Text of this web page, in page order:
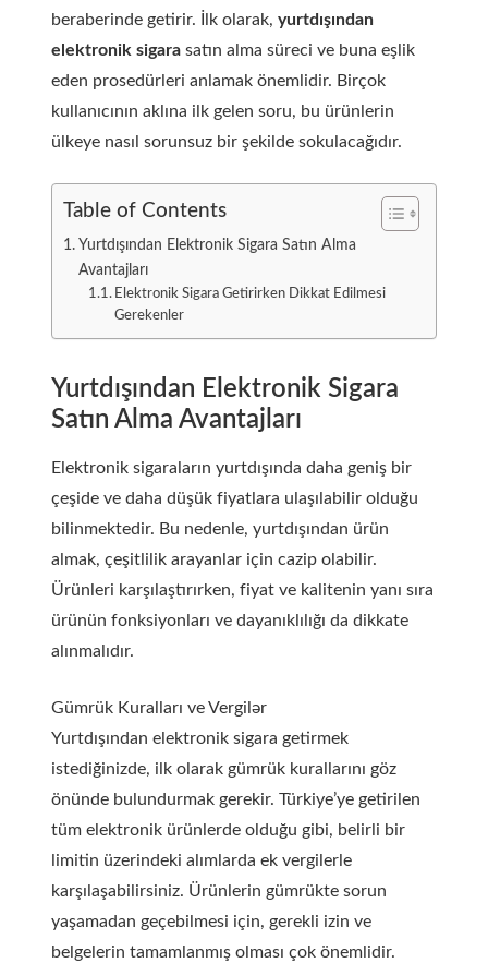
beraberinde getirir. İlk olarak, yurtdışından
elektronik sigara satın alma süreci ve buna eşlik
eden prosedürleri anlamak önemlidir. Birçok
kullanıcının aklına ilk gelen soru, bu ürünlerin
ülkeye nasıl sorunsuz bir şekilde sokulacağıdır.
Table of Contents
Yurtdışından Elektronik Sigara Satın Alma
Avantajları
Elektronik Sigara Getirirken Dikkat Edilmesi
Gerekenler
Yurtdışından Elektronik Sigara
Satın Alma Avantajları
Elektronik sigaraların yurtdışında daha geniş bir
çeşide ve daha düşük fiyatlara ulaşılabilir olduğu
bilinmektedir. Bu nedenle, yurtdışından ürün
almak, çeşitlilik arayanlar için cazip olabilir.
Ürünleri karşılaştırırken, fiyat ve kalitenin yanı sıra
ürünün fonksiyonları ve dayanıklılığı da dikkate
alınmalıdır.
Gümrük Kuralları ve Vergilər
Yurtdışından elektronik sigara getirmek
istediğinizde, ilk olarak gümrük kurallarını göz
önünde bulundurmak gerekir. Türkiye’ye getirilen
tüm elektronik ürünlerde olduğu gibi, belirli bir
limitin üzerindeki alımlarda ek vergilerle
karşılaşabilirsiniz. Ürünlerin gümrükte sorun
yaşamadan geçebilmesi için, gerekli izin ve
belgelerin tamamlanmış olması çok önemlidir.